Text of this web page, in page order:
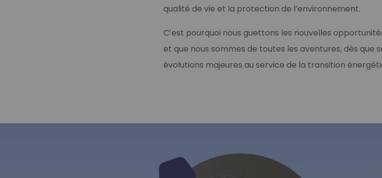
qualité de vie et la protection de l’environnement.
C’est pourquoi nous guettons les nouvelles
et que nous sommes de toutes les aventures, dès que
évolutions majeures au service de la transition